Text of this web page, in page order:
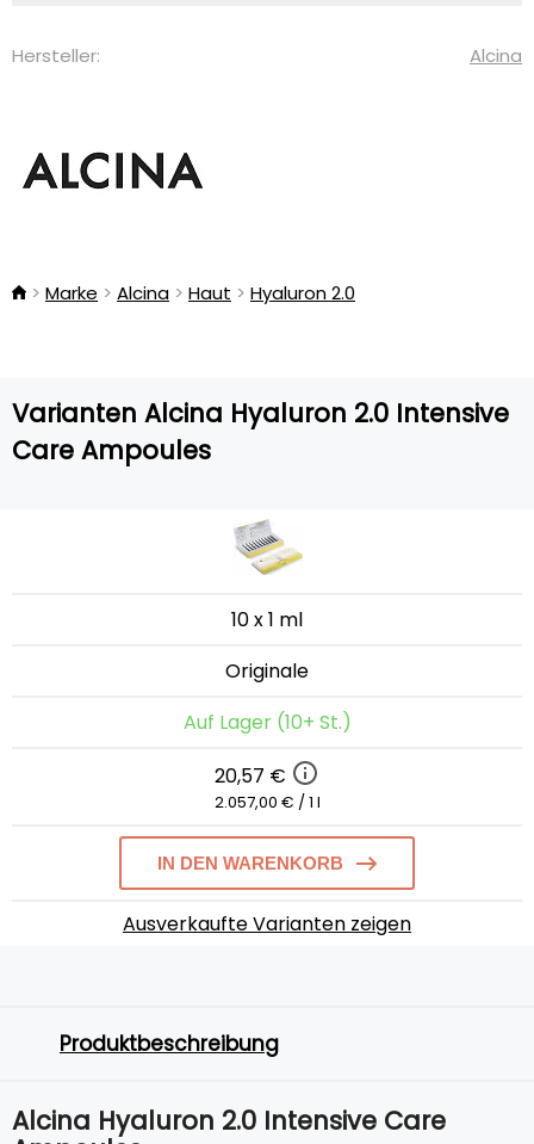
Hersteller: Alcina
Marke Alcina Haut Hyaluron 2.0
Varianten Alcina Hyaluron 2.0 Intensive
Care Ampoules
10 x 1 ml
Originale
Auf Lager (10+ St.)
20,57 €
2.057,00 € / 1 l
IN DEN WARENKORB
Ausverkaufte Varianten zeigen
Produktbeschreibung
Alcina Hyaluron 2.0 Intensive Care